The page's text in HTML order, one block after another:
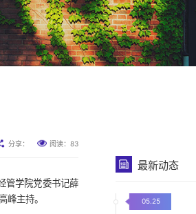
分享： 阅读： 83
管学院党委书记薛
主持。
最新动态
05.25